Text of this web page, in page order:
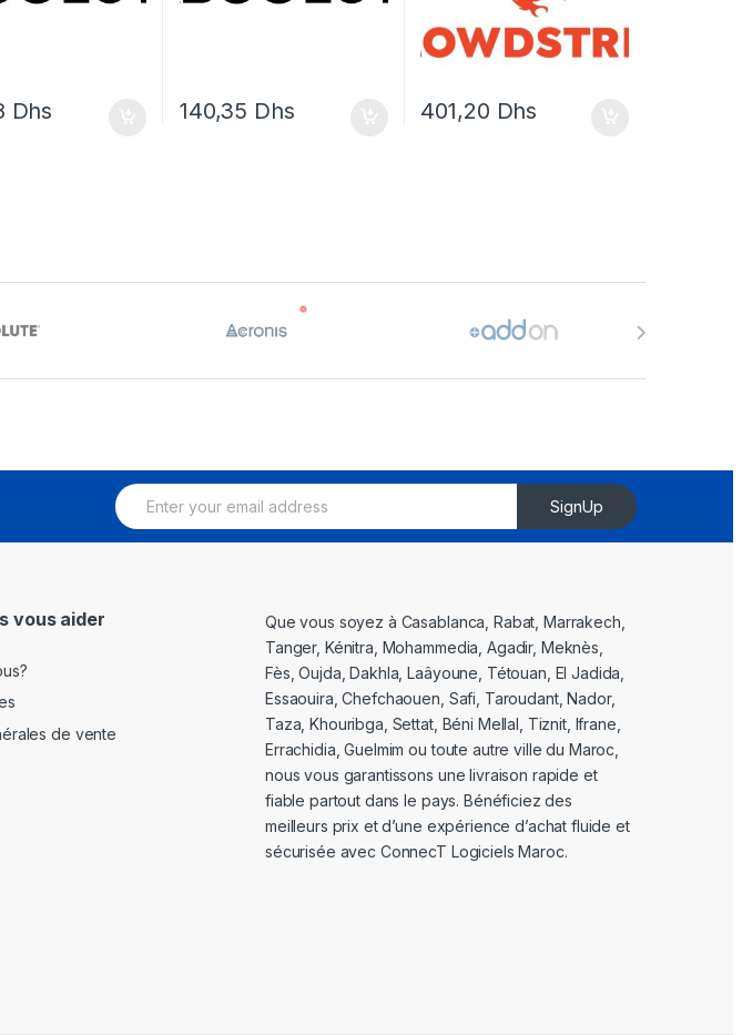
Dhs 140,35 Dhs 401,20 Dhs
E
m
SignUp
vous aider
de vente
Que vous soyez à Casablanca, Rabat, Marrakech,
Tanger, Kénitra, Mohammedia, Agadir, Meknès,
Fès, Oujda, Dakhla, Laâyoune, Tétouan, El Jadida,
Essaouira, Chefchaouen, Safi, Taroudant, Nador,
Taza, Khouribga, Settat, Béni Mellal, Tiznit, Ifrane,
Errachidia, Guelmim ou toute autre ville du Maroc,
nous vous garantissons une livraison rapide et
fiable partout dans le pays. Bénéficiez des
meilleurs prix et d’une expérience d’achat fluide et
sécurisée avec ConnecT Logiciels Maroc.